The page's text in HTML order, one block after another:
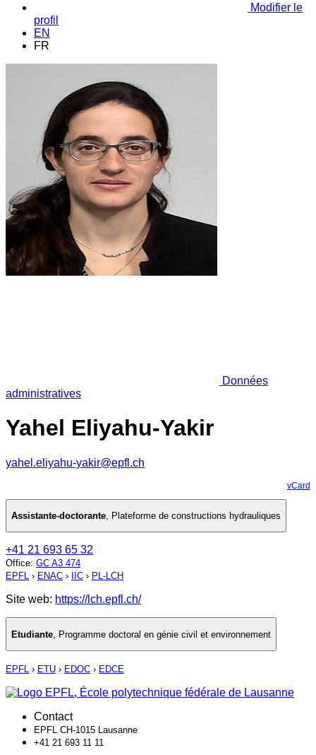
Modifier le
profil
EN
FR
Données
administratives
Yahel Eliyahu-Yakir
yahel.eliyahu-yakir@epfl.ch
vCard
Assistante-doctorante, Plateforme de constructions hydrauliques
+41 21 693 65 32
Office: GC A3 474
EPFL › ENAC › IIC › PL-LCH
Site web: https://lch.epfl.ch/
Etudiante Programme doctoral en génie civil et environnement
EPFL › ETU › EDOC › EDCE
Contact
EPFL CH-1015 Lausanne
+41 21 693 11 11